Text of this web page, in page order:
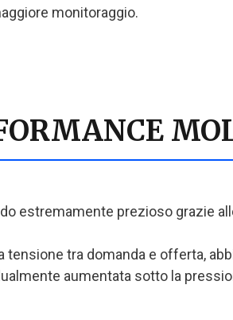
monitoraggio.
estremamente prezioso grazie
tra domanda e offerta,
aumentata sotto la